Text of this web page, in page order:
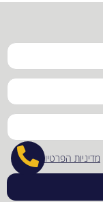
מדיניות הפרטיות